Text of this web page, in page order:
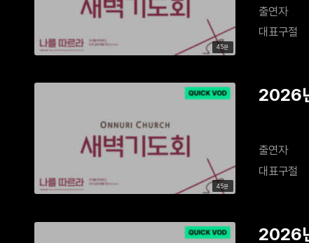
45분
출연자
대표구절
45분
2026
출연자
대표구절
2026